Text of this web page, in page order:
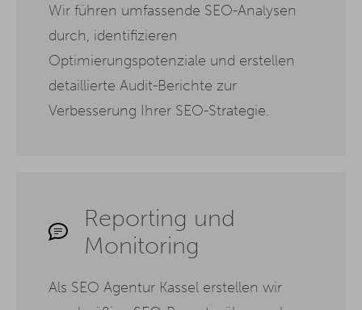
Wir führen umfassende SEO-Analysen
durch, identifizieren
Optimierungspotenziale und erstellen
detaillierte Audit-Berichte zur
Verbesserung Ihrer SEO-Strategie.
Reporting und
Monitoring
Als SEO Agentur Kassel erstellen wir